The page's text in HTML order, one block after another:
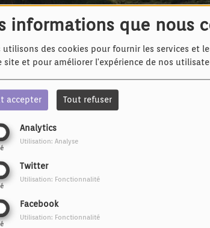
informations que nous
utilisons des cookies pour fournir les services et
site et pour améliorer l'expérience de nos
accepter Tout refuser
Analytics
Utilisation: Analyse
Twitter
Utilisation: Fonctionnalité
Facebook
Utilisation: Fonctionnalité
Not the same